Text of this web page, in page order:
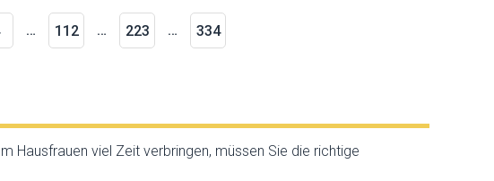
… 112 … 223 … 334
Hausfrauen viel Zeit verbringen, müssen Sie die richtige